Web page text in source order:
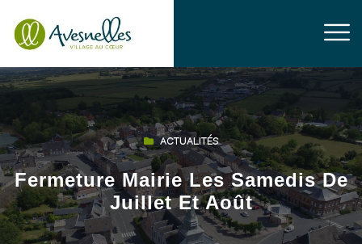
ACTUALITÉS
Fermeture Mairie Les Samedis De
Juillet Et Août